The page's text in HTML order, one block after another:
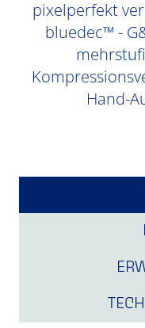
pixelperfekt
bluedec™ -
Hand-